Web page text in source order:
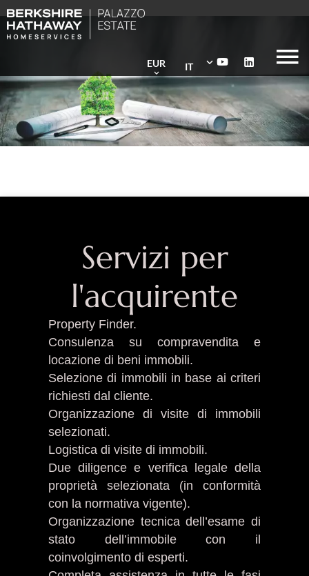
IT
EUR
Servizi per
l'acquirente
Property Finder.
Consulenza su compravendita e
locazione di beni immobili.
Selezione di immobili in base ai criteri
richiesti dal cliente.
Organizzazione di visite di immobili
selezionati.
Logistica di visite di immobili.
Due diligence e verifica legale della
proprietà selezionata (in conformità
con la normativa vigente).
Organizzazione tecnica dell’esame di
stato dell’immobile con il
coinvolgimento di esperti.